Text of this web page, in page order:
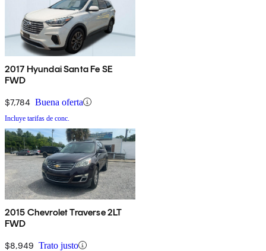
2017 Hyundai Santa Fe SE
FWD
$7,784 Buena oferta
Incluye tarifas de conc.
2015 Chevrolet Traverse 2LT
FWD
$8,949 Trato justo